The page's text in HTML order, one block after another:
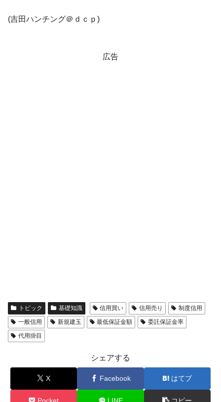
(吉田ハンチング＠ｄｃｐ)
広告
トピック 基礎知識 信用買い 信用売り
制度信用
一般信用
新規建玉 最低保証金額
委託保証金率
代用掛目
シェアする
X Facebook はてブ